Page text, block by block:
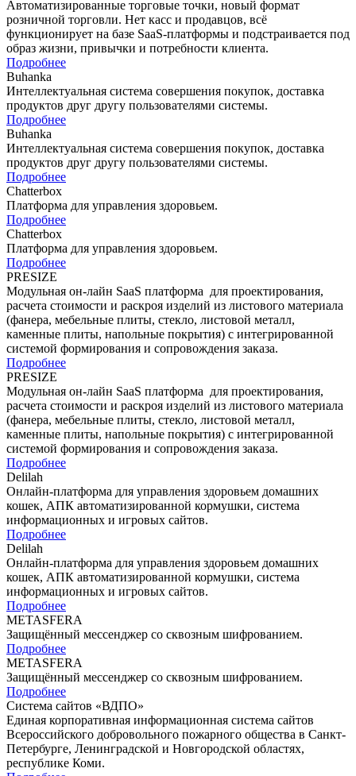
Автоматизированные торговые точки, новый формат
розничной торговли. Нет касс и продавцов, всё
функционирует на базе SaaS-платформы и подстраивается под
образ жизни, привычки и потребности клиента.
Подробнее
Buhanka
Интеллектуальная система совершения покупок, доставка
продуктов друг другу пользователями системы.
Подробнее
Buhanka
Интеллектуальная система совершения покупок, доставка
продуктов друг другу пользователями системы.
Подробнее
Chatterbox
Платформа для управления здоровьем.
Подробнее
Chatterbox
Платформа для управления здоровьем.
Подробнее
PRESIZE
Модульная он-лайн SaaS платформа для проектирования,
расчета стоимости и раскроя изделий из листового материала
(фанера, мебельные плиты, стекло, листовой металл,
каменные плиты, напольные покрытия) с интегрированной
системой формирования и сопровождения заказа.
Подробнее
PRESIZE
Модульная он-лайн SaaS платформа для проектирования,
расчета стоимости и раскроя изделий из листового материала
(фанера, мебельные плиты, стекло, листовой металл,
каменные плиты, напольные покрытия) с интегрированной
системой формирования и сопровождения заказа.
Подробнее
Delilah
Онлайн-платформа для управления здоровьем домашних
кошек, АПК автоматизированной кормушки, система
информационных и игровых сайтов.
Подробнее
Delilah
Онлайн-платформа для управления здоровьем домашних
кошек, АПК автоматизированной кормушки, система
информационных и игровых сайтов.
Подробнее
METASFERA
Защищённый мессенджер со сквозным шифрованием.
Подробнее
METASFERA
Защищённый мессенджер со сквозным шифрованием.
Подробнее
Система сайтов «ВДПО»
Единая корпоративная информационная система сайтов
Всероссийского добровольного пожарного общества в Санкт-
Петербурге, Ленинградской и Новгородской областях,
республике Коми.